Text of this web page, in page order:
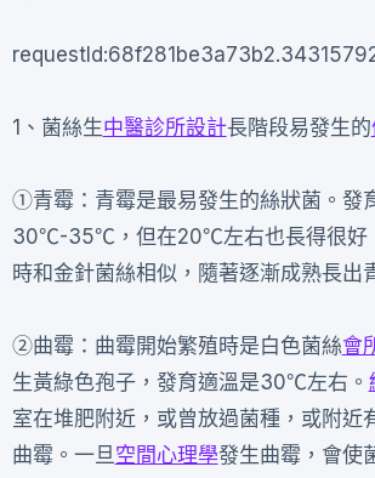
1、菌絲生中醫診所設計長階段易發生的
①青霉：青霉是最易發生的絲狀菌。發
30℃-35℃，但在20℃左右也長得很好
時和金針菌絲相似，隨著逐漸成熟長出
②曲霉：曲霉開始繁殖時是白色菌絲會
生黃綠色孢子，發育適溫是30℃左右。
室在堆肥附近，或曾放過菌種，或附近
曲霉。一旦空間心理學發生曲霉，會使